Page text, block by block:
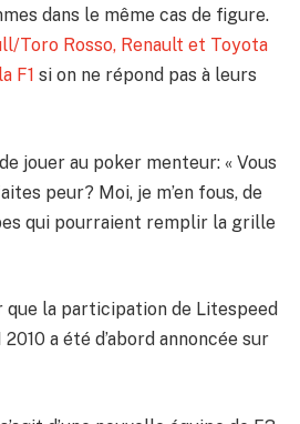
dans le même cas de figure.
Toro Rosso, Renault et Toyota
F1 si on ne répond pas à leurs
jouer au poker menteur: « Vous
peur? Moi, je m’en fous, de
qui pourraient remplir la grille
que la participation de Litespeed
a été d’abord annoncée sur